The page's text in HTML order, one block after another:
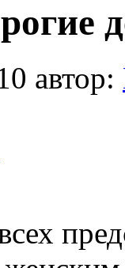
автор: